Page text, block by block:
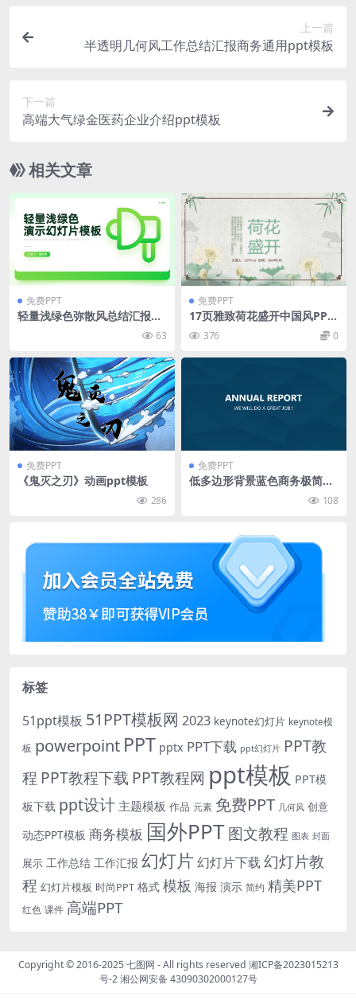
上一篇
半透明几何风工作总结汇报商务通用ppt模板
下一篇
高端大气绿金医药企业介绍ppt模板
相关文章
免费PPT
轻量浅绿色弥散风总结汇报通
63
免费PPT
17页雅致荷花盛开中国风PPT
模板下载
376 0
免费PPT
《鬼灭之刃》动画ppt模板
286
免费PPT
低多边形背景蓝色商务极简大
108
标签
51ppt模板 51PPT模板网 2023 keynote幻灯片 keynote模
板 powerpoint PPT pptx PPT下载 ppt幻灯片 PPT教
程 PPT教程下载 PPT教程网 ppt模板 PPT模
板下载 ppt设计 主题模板 作品 元素 免费PPT 几何风 创意
动态PPT模板 商务模板 国外PPT图文教程 图表 封面
展示 工作总结 工作汇报 幻灯片 幻灯片下载 幻灯片教
程 幻灯片模板 时尚PPT 格式 模板 海报 演示 简约 精美PPT
红色 课件 高端PPT
Copyright © 2016-2025七图网 - All rights reserved 湘ICP备2023015213
号-2湘公网安备 43090302000127号